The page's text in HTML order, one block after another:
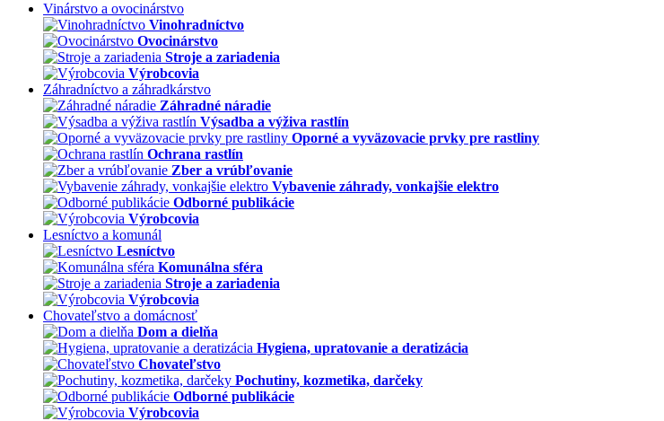
Vinárstvo a ovocinárstvo
Vinohradníctvo
Ovocinárstvo
Stroje a zariadenia
Výrobcovia
Záhradníctvo a záhradkárstvo
Záhradné náradie
Výsadba a výživa rastlín
Oporné a vyväzovacie prvky pre rastliny
Ochrana rastlín
Zber a vrúbľovanie
Vybavenie záhrady, vonkajšie elektro
Odborné publikácie
Výrobcovia
Lesníctvo a komunál
Lesníctvo
Komunálna sféra
Stroje a zariadenia
Výrobcovia
Chovateľstvo a domácnosť
Dom a dielňa
Hygiena, upratovanie a deratizácia
Chovateľstvo
Pochutiny, kozmetika, darčeky
Odborné publikácie
Výrobcovia